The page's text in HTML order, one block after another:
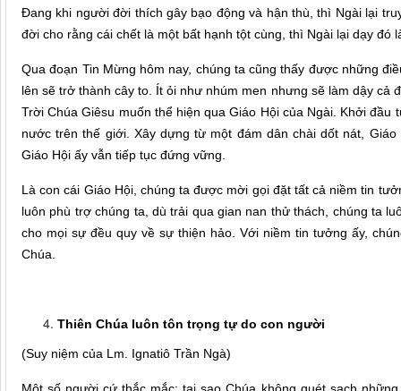
Đang khi người đời thích gây bạo động và hận thù, thì Ngài lại
đời cho rằng cái chết là một bất hạnh tột cùng, thì Ngài lại dạy
Qua đoạn Tin Mừng hôm nay, chúng ta cũng thấy được những
lên sẽ trở thành cây to. Ít ỏi như nhúm men nhưng sẽ làm dậy
Trời Chúa Giêsu muốn thể hiện qua Giáo Hội của Ngài. Khởi
nước trên thế giới. Xây dựng từ một đám dân chài dốt nát,
Giáo Hội ấy vẫn tiếp tục đứng vững.
Là con cái Giáo Hội, chúng ta được mời gọi đặt tất cả niềm tin
luôn phù trợ chúng ta, dù trải qua gian nan thử thách, chúng ta
cho mọi sự đều quy về sự thiện hảo. Với niềm tin tưởng ấy,
Chúa.
Thiên Chúa luôn tôn trọng tự do con người
(Suy niệm của Lm. Ignatiô Trần Ngà)